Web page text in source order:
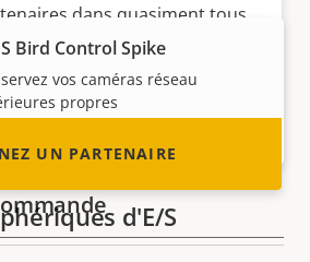
Bird Control Spike
vos caméras réseau
propres
d'E/S
dans quasiment tous
Découvrez comment en
devenir un !
UN PARTENAIRE